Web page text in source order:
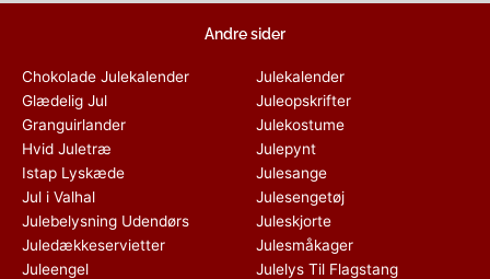
Andre sider
Chokolade Julekalender
Glædelig Jul
Granguirlander
Hvid Juletræ
Istap Lyskæde
Jul i Valhal
Julebelysning Udendørs
Juledækkeservietter
Juleengel
Julekalender
Juleopskrifter
Julekostume
Julepynt
Julesange
Julesengetøj
Juleskjorte
Julesmåkager
Julelys Til Flagstang